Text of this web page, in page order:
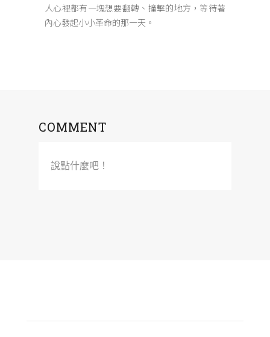
人心裡都有一塊想要翻轉、撞擊的地方，等待著
內心發起小小革命的那一天。
COMMENT
說點什麼吧！